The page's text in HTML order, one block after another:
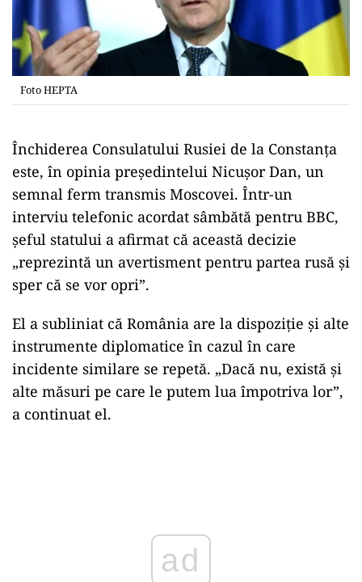
Foto HEPTA
Închiderea Consulatului Rusiei de la Constanța
este, în opinia președintelui Nicușor Dan, un
semnal ferm transmis Moscovei. Într-un
interviu telefonic acordat sâmbătă pentru BBC,
șeful statului a afirmat că această decizie
„reprezintă un avertisment pentru partea rusă și
sper că se vor opri”.
El a subliniat că România are la dispoziție și alte
instrumente diplomatice în cazul în care
incidente similare se repetă. „Dacă nu, există și
alte măsuri pe care le putem lua împotriva lor”,
a continuat el.